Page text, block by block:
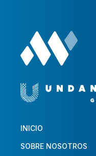
INICIO
SOBRE NOSOTROS